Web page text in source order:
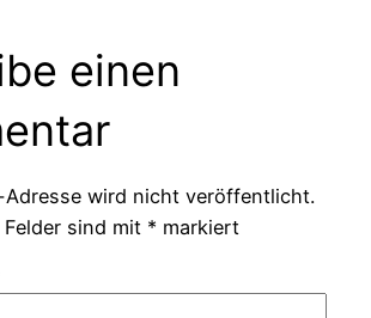
einen
Adresse wird nicht veröffentlicht.
sind mit * markiert